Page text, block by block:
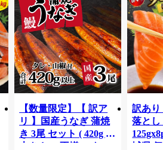
【数量限定】【 訳ア
リ 】国産うなぎ 蒲焼
き 3尾 セット ( 420g )
大きさ の不揃い タ
訳あり
落とし
城県